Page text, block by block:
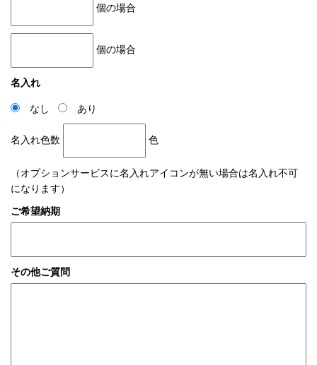
個の場合
個の場合
名入れ
なし あり
名入れ色数 色
（オプションサービスに名入れアイコンが無い場合は名入れ不可
になります）
ご希望納期
その他ご質問